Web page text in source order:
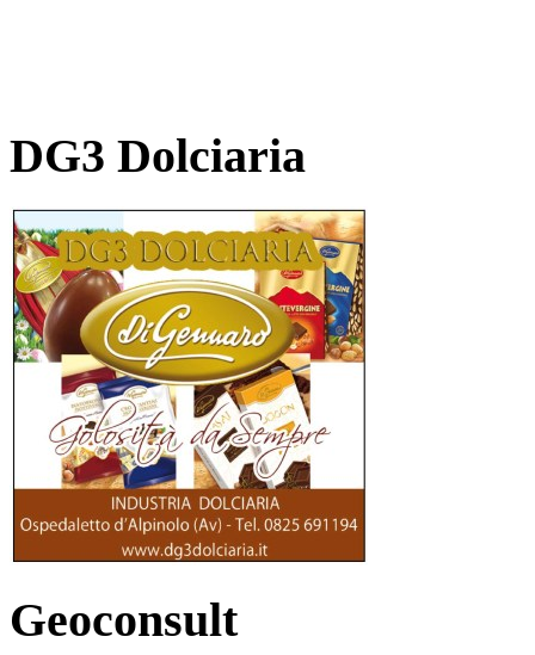
DG3 Dolciaria
Geoconsult